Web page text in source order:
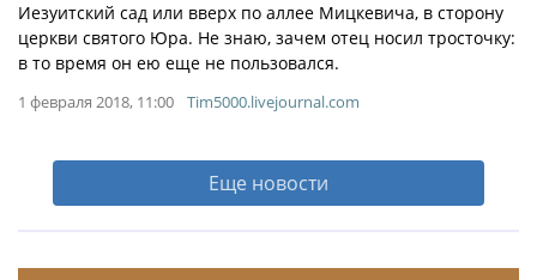
Иезуитский сад или вверх по аллее Мицкевича, в сторону
церкви святого Юра. Не знаю, зачем отец носил тросточку:
в то время он ею еще не пользовался.
1 февраля 2018, 11:00 Tim5000.livejournal.com
Еще новости